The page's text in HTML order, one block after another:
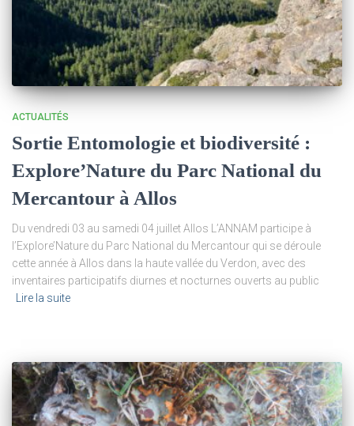
ACTUALITÉS
Sortie Entomologie et biodiversité :
Explore’Nature du Parc National du
Mercantour à Allos
Du vendredi 03 au samedi 04 juillet Allos L’ANNAM participe à
l’Explore’Nature du Parc National du Mercantour qui se déroule
cette année à Allos dans la haute vallée du Verdon, avec des
inventaires participatifs diurnes et nocturnes ouverts au public
Lire la suite